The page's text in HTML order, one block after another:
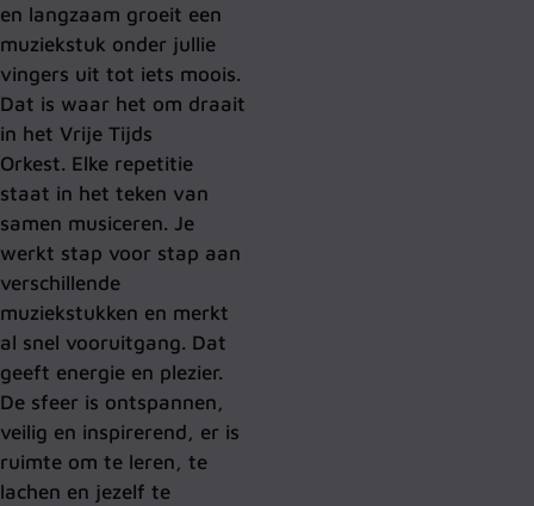
en langzaam groeit een
muziekstuk onder jullie
vingers uit tot iets moois.
Dat is waar het om draait
in het Vrije Tijds
Orkest. Elke repetitie
staat in het teken van
samen musiceren. Je
werkt stap voor stap aan
verschillende
muziekstukken en merkt
al snel vooruitgang. Dat
geeft energie en plezier.
De sfeer is ontspannen,
veilig en inspirerend, er is
ruimte om te leren, te
lachen en jezelf te